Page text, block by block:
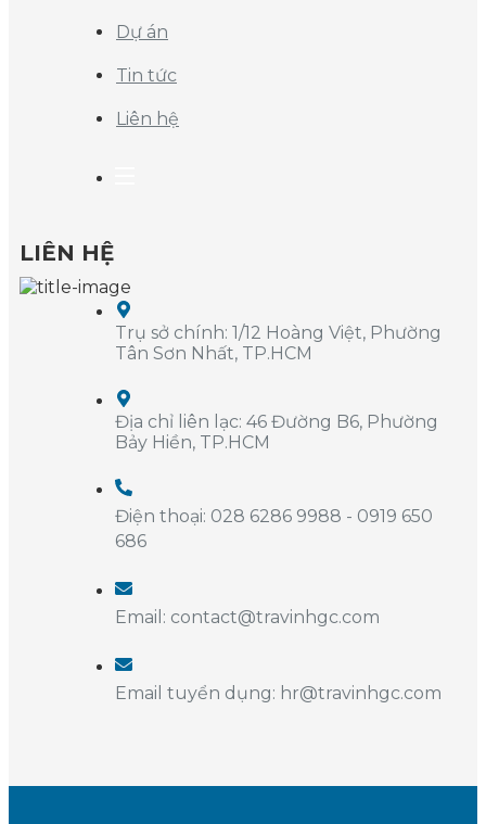
Dự án
Tin tức
Liên hệ
LIÊN HỆ
Trụ sở chính: 1/12 Hoàng Việt, Phường
Tân Sơn Nhất, TP.HCM
Địa chỉ liên lạc: 46 Đường B6, Phường
Bảy Hiền, TP.HCM
Điện thoại: 028 6286 9988 - 0919 650
686
Email: contact@travinhgc.com
Email tuyển dụng: hr@travinhgc.com